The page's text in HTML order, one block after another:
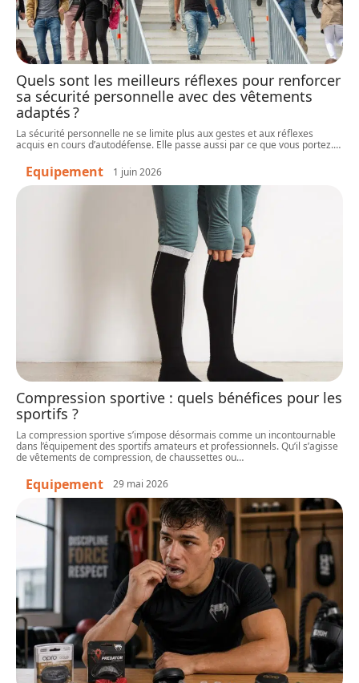
Quels sont les meilleurs réflexes pour renforcer
sa sécurité personnelle avec des vêtements
adaptés ?
La sécurité personnelle ne se limite plus aux gestes et aux réflexes
acquis en cours d’autodéfense. Elle passe aussi par ce que vous portez.…
Equipement 1 juin 2026
Compression sportive : quels bénéfices pour les
sportifs ?
La compression sportive s’impose désormais comme un incontournable
dans l’équipement des sportifs amateurs et professionnels. Qu’il s’agisse
de vêtements de compression, de chaussettes ou…
Equipement 29 mai 2026